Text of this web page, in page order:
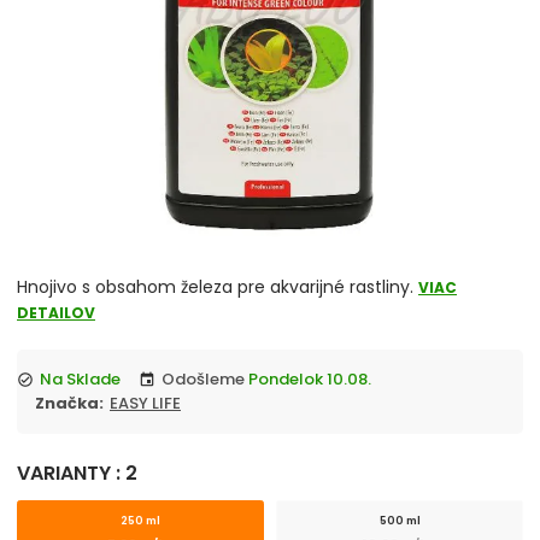
Vzduchovací motorček, kompresor
JUWEL akvarium komplety
Akvaristika merače, controllery
Čerpadlo
Hnojivo s obsahom železa pre akvarijné rastliny. VIAC
DETAILOV
check_circle Na Sklade event Odošleme Pondelok 10.08.
Značka:
EASY LIFE
VARIANTY : 2
250 ml 500 ml